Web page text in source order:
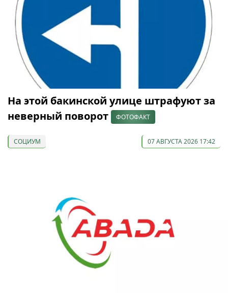
На этой бакинской улице штрафуют за
неверный поворот
ФОТОФАКТ
СОЦИУМ 07 АВГУСТА 2026 17:42